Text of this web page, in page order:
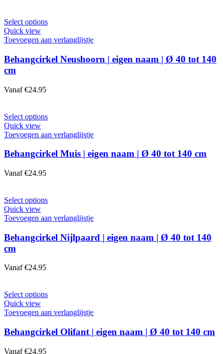
worden
op
de
productpagina
Select optionsDit
heeft
variaties.
Deze
de
Quick view
Toevoegen aan verlanglijstje
Behangcirkel Neushoorn | eigen naam | Ø 40 tot 140
cm
Vanaf €24.95
Select optionsDit
heeft
variaties.
worden
op
de
productpagina
Quick view
Toevoegen aan verlanglijstje
Behangcirkel Muis | eigen naam | Ø 40 tot 140 cm
Vanaf €24.95
Select optionsDit
heeft
variaties.
Deze
de
Quick view
Toevoegen aan verlanglijstje
Behangcirkel Nijlpaard | eigen naam | Ø 40 tot 140
cm
Vanaf €24.95
Select optionsDit
heeft
variaties.
Deze
Quick view
Toevoegen aan verlanglijstje
Behangcirkel Olifant | eigen naam | Ø 40 tot 140 cm
Vanaf €24.95